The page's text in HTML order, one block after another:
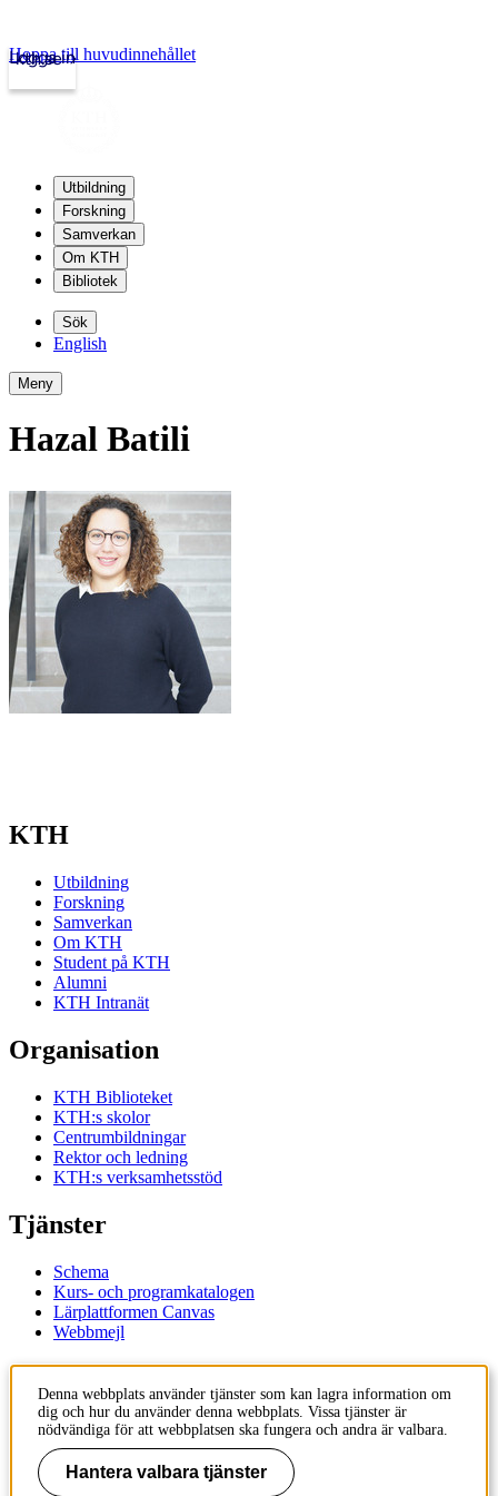
kth.se
Logga in
Hoppa till huvudinnehållet
Utbildning
Forskning
Samverkan
Om KTH
Bibliotek
Sök
English
Meny
Hazal Batili
KTH
Utbildning
Forskning
Samverkan
Om KTH
Student på KTH
Alumni
KTH Intranät
Organisation
KTH Biblioteket
KTH:s skolor
Centrumbildningar
Rektor och ledning
KTH:s verksamhetsstöd
Tjänster
Schema
Kurs- och programkatalogen
Lärplattformen Canvas
Webbmejl
Kontakt
KTH
100 44 Stockholm
+46 8 790 60 00
Denna webbplats använder tjänster som kan lagra information om
dig och hur du använder denna webbplats. Vissa tjänster är
nödvändiga för att webbplatsen ska fungera och andra är valbara.
Hantera valbara tjänster